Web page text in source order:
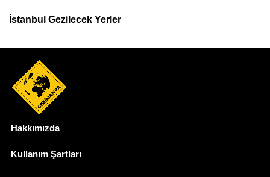
İstanbul Gezilecek Yerler
Hakkımızda
Kullanım Şartları